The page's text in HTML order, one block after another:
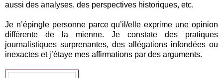
aussi des analyses, des perspectives historiques, etc.
Je n’épingle personne parce qu’il/elle exprime une opinion
différente de la mienne. Je constate des pratiques
journalistiques surprenantes, des allégations infondées ou
inexactes et j’étaye mes affirmations par des arguments.